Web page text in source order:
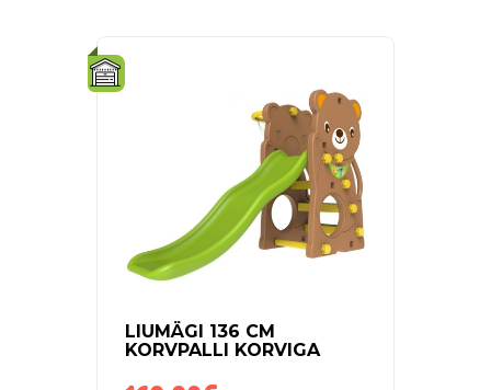
LIUMÄGI 136 CM
KORVPALLI KORVIGA